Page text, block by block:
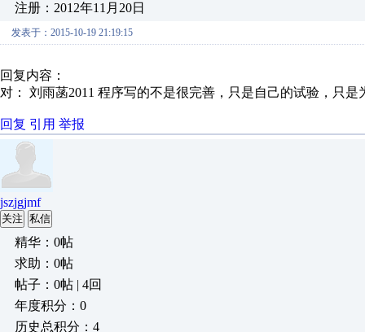
注册：2012年11月20日
发表于：2015-10-19 21:19:15
回复内容：
对： 刘雨菡2011 程序写的不是很完善，只是自己的试验，只是
回复 引用 举报
jszjgjmf
关注 私信
精华：0帖
求助：0帖
帖子：0帖 | 4回
年度积分：0
历史总积分：4